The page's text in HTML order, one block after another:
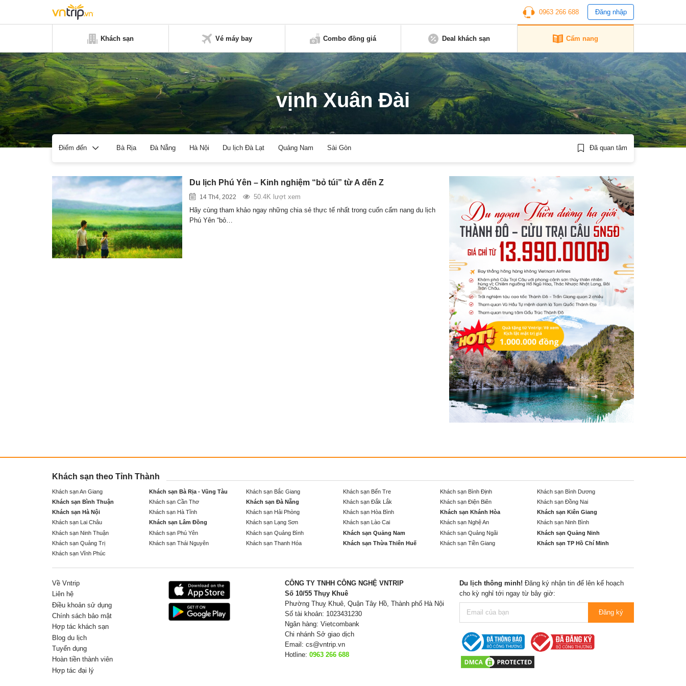
0963 266 688 Đăng nhập
Khách sạn Vé máy bay Combo đồng giá Deal khách sạn Cẩm nang
vịnh Xuân Đài
Điểm đến Bà Rịa Đà Nẵng Hà Nội Du lịch Đà Lạt Quảng Nam Sài Gòn Đã quan tâm
Du lịch Phú Yên – Kinh nghiệm “bỏ túi” từ A đến Z
14 Th4, 2022
50.4K lượt xem
Hãy cùng tham khảo ngay những chia sẻ thực tế nhất trong cuốn cẩm nang du lịch
Phú Yên “bỏ…
Khách sạn theo Tỉnh Thành
Khách sạn An Giang Khách sạn Bà Rịa - Vũng Tàu Khách sạn Bắc Giang Khách sạn Bến Tre Khách sạn Bình Định
Khách sạn Bình Dương
Khách sạn Bình Thuận
Khách sạn Cần Thơ Khách sạn Đà Nẵng Khách sạn Đắk Lắk Khách sạn Điện Biên
Khách sạn Đồng Nai
Khách sạn Hà Nội
Khách sạn Hà Tĩnh Khách sạn Hải Phòng Khách sạn Hòa Bình Khách sạn Khánh Hòa
Khách sạn Kiên Giang
Khách sạn Lai Châu
Khách sạn Lâm Đồng Khách sạn Lạng Sơn Khách sạn Lào Cai Khách sạn Nghệ An
Khách sạn Ninh Bình
Khách sạn Ninh Thuận
Khách sạn Phú Yên Khách sạn Quảng Bình Khách sạn Quảng Nam Khách sạn Quảng Ngãi
Khách sạn Quảng Ninh
Khách sạn Quảng Trị
Khách sạn Thái Nguyên Khách sạn Thanh Hóa Khách sạn Thừa Thiên Huế Khách sạn Tiền Giang
Khách sạn TP Hồ Chí Minh
Khách sạn Vĩnh Phúc
Về Vntrip
Liên hệ
Điều khoản sử dụng
Chính sách bảo mật
Hợp tác khách sạn
Blog du lịch
Tuyển dụng
Hoàn tiền thành viên
Hợp tác đại lý
CÔNG TY TNHH CÔNG NGHỆ VNTRIP
Số 10/55 Thụy Khuê
Phường Thuỵ Khuê, Quận Tây Hồ, Thành phố Hà Nội
Số tài khoản: 1023431230
Ngân hàng: Vietcombank
Chi nhánh Sở giao dịch
Email: cs@vntrip.vn
Hotline: 0963 266 688
Du lịch thông minh! Đăng ký nhận tin để lên kế hoạch
cho kỳ nghỉ tới ngay từ bây giờ:
Đăng ký